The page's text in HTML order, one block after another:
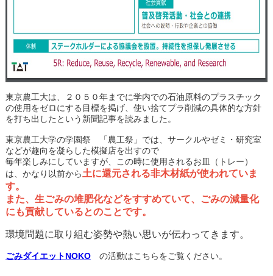
東京農工大は、２０５０年までに学内での石油原料のプラスチック
の使用をゼロにする目標を掲げ、使い捨てプラ削減の具体的な方針
を打ち出したという新聞記事を読みました。
東京農工大学の学園祭 「農工祭」では、サークルやゼミ・研究室
などが趣向を凝らした模擬店を出すので
毎年楽しみにしていますが、この時に使用されるお皿（トレー）
は、かなり以前から土に還元される非木材紙が使われていま
す。
また、生ごみの堆肥化などをすすめていて、ごみの減量化
にも貢献しているとのことです。
環境問題に取り組む姿勢や熱い思いが伝わってきます。
ごみダイエットNOKOの活動はこちらをご覧ください。